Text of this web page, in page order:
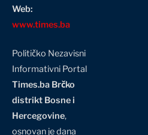
Web:
www.times.ba
Političko Nezavisni
Informativni Portal
Times.ba Brčko
distrikt Bosne i
Hercegovine,
osnovan je dana